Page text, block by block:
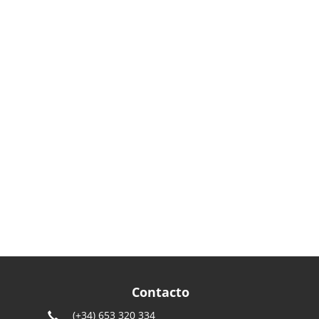
Contacto
(+34) 653 320 334